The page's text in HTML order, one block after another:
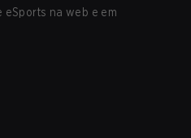
eSports na web e em